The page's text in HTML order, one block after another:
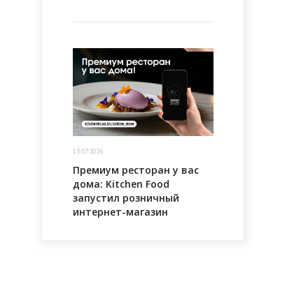
13.07.2026
Премиум ресторан у вас
дома: Kitchen Food
запустил розничный
интернет-магазин